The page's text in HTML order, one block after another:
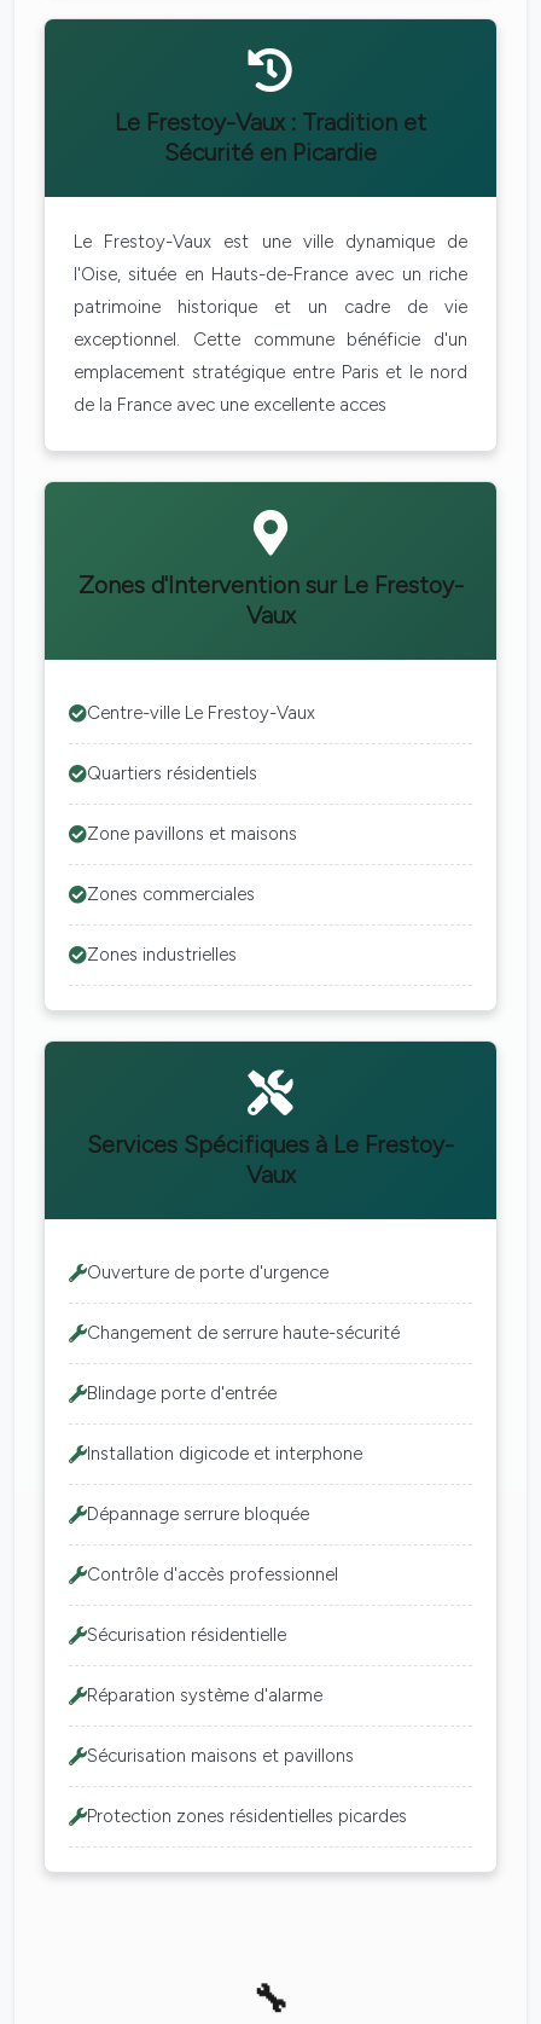
Le Frestoy-Vaux : Tradition et
Sécurité en Picardie
Le Frestoy-Vaux est une ville dynamique de
l'Oise, située en Hauts-de-France avec un riche
patrimoine historique et un cadre de vie
exceptionnel. Cette commune bénéficie d'un
emplacement stratégique entre Paris et le nord
de la France avec une excellente acces
Zones d'Intervention sur Le Frestoy-
Vaux
Centre-ville Le Frestoy-Vaux
Quartiers résidentiels
Zone pavillons et maisons
Zones commerciales
Zones industrielles
Services Spécifiques à Le Frestoy-
Vaux
Ouverture de porte d'urgence
Changement de serrure haute-sécurité
Blindage porte d'entrée
Installation digicode et interphone
Dépannage serrure bloquée
Contrôle d'accès professionnel
Sécurisation résidentielle
Réparation système d'alarme
Sécurisation maisons et pavillons
Protection zones résidentielles picardes